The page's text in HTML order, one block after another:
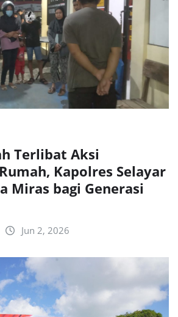
Terlibat Aksi
Kapolres Selayar
Miras bagi Generasi
Jun 2, 2026